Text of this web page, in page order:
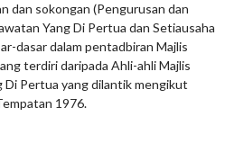
dan sokongan (Pengurusan dan
Yang Di Pertua dan Setiausaha
dasar dalam pentadbiran Majlis
terdiri daripada Ahli-ahli Majlis
Di Pertua yang dilantik mengikut
1976.